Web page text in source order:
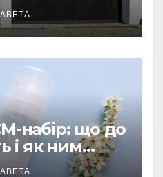
набір: що до
і як ним